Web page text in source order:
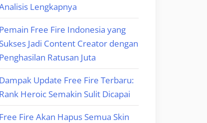
Lengkapnya
Pemain Free Fire Indonesia yang
Sukses Jadi Content Creator dengan
Penghasilan Ratusan Juta
Dampak Update Free Fire Terbaru:
Rank Heroic Semakin Sulit Dicapai
Free Fire Akan Hapus Semua Skin